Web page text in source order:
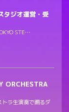
タジオ運営・受
STE…
ORCHESTRA
トラ生演奏で踊るダ